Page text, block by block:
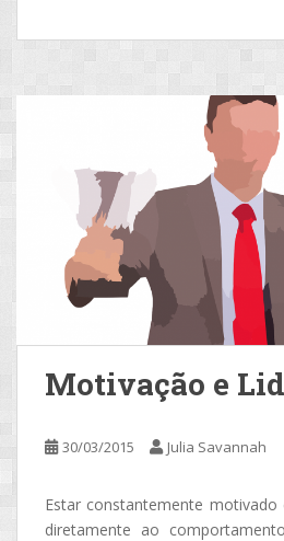
Motivação e
30/03/2015 Julia Savannah
Estar constantemente
diretamente ao